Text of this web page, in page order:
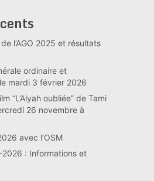
l’AGO 2025 et résultats
ordinaire et
mardi 3 février 2026
“L’Alyah oubliée” de Tami
26 novembre à
avec l’OSM
: Informations et